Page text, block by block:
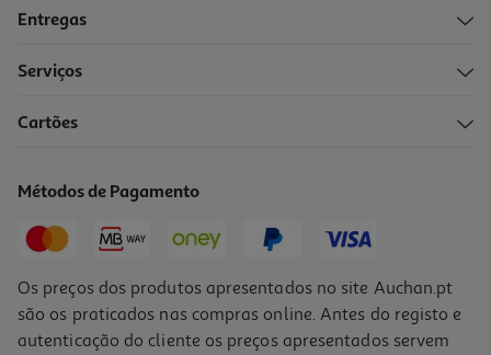
Entregas
Serviços
Cartões
Métodos de Pagamento
Os preços dos produtos apresentados no site Auchan.pt
são os praticados nas compras online. Antes do registo e
autenticação do cliente os preços apresentados servem